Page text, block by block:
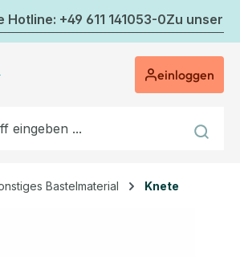
Hotline: +49 611 141053-0Zu
einloggen
Bastelmaterial Knete